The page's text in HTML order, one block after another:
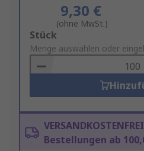
9,30 €
(ohne MwSt.)
Add
to
Basket
Stück
Menge auswählen oder
Bestellungen ab